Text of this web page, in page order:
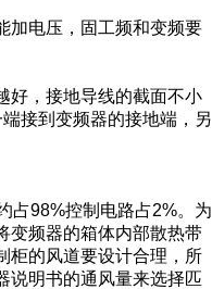
加电压，固工频和变频要
好，接地导线的截面不小
接到变频器的接地端，另
占98%控制电路占2%。为
变频器的箱体内部散热带
柜的风道要设计合理，所
说明书的通风量来选择匹